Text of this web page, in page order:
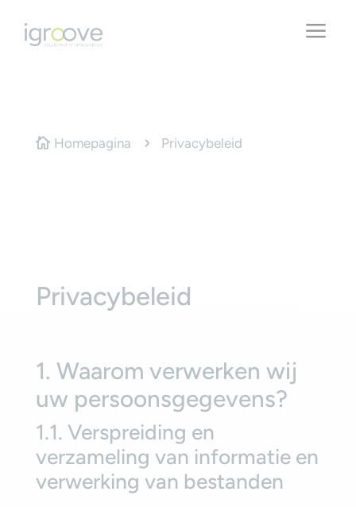
a
 Homepagina 5 Privacybeleid
Privacybeleid
1. Waarom verwerken wij
uw persoonsgegevens?‎
1.1. Verspreiding en
verzameling van informatie en
verwerking van bestanden‎